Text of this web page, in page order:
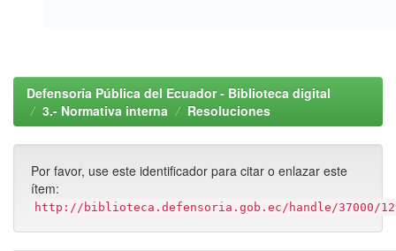
Defensoría Pública del Ecuador - Biblioteca digital
3.- Normativa interna
Resoluciones
Por favor, use este identificador para citar o enlazar este
ítem:
http://biblioteca.defensoria.gob.ec/handle/37000/